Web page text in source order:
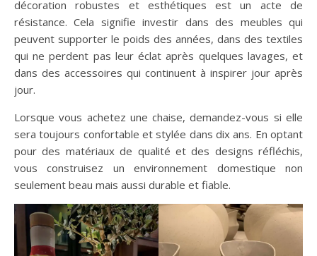
décoration robustes et esthétiques est un acte de
résistance. Cela signifie investir dans des meubles qui
peuvent supporter le poids des années, dans des textiles
qui ne perdent pas leur éclat après quelques lavages, et
dans des accessoires qui continuent à inspirer jour après
jour.
Lorsque vous achetez une chaise, demandez-vous si elle
sera toujours confortable et stylée dans dix ans. En optant
pour des matériaux de qualité et des designs réfléchis,
vous construisez un environnement domestique non
seulement beau mais aussi durable et fiable.